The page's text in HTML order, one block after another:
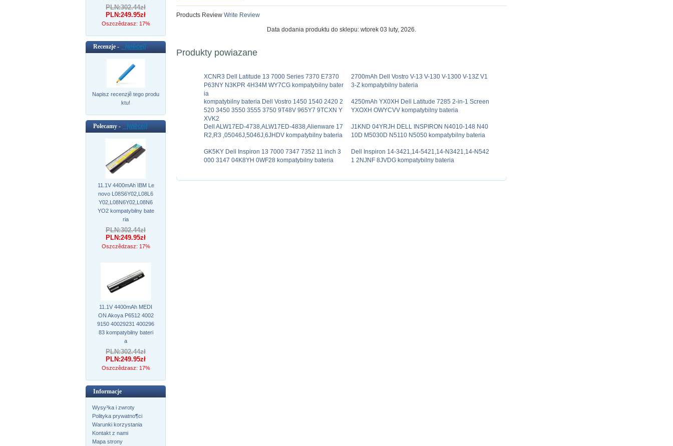
PLN:302.44zł
PLN:249.95zł
Oszczêdzasz: 17%
Recenzje - [wiêcej]
Napisz recenzjê tego produ
ktu!
Polecamy - [wiêcej]
11.1V 4400mAh IBM Le
novo L08S6Y02,L08L6
Y02,L08N6Y02,L08N6
YO2 kompatybilny bate
ria
PLN:302.44zł
PLN:249.95zł
Oszczêdzasz: 17%
11.1V 4400mAh MEDI
ON Akoya P6512 4002
9150 40029231 400296
83 kompatybilny bateri
a
PLN:302.44zł
PLN:249.95zł
Oszczêdzasz: 17%
Informacje
Wysy³ka i zwroty
Polityka prywatno¶ci
Warunki korzystania
Kontakt z nami
Mapa strony
Products Review Write Review
Data dodania produktu do sklepu: wtorek 03 luty, 2026.
Produkty powiazane
XCNR3 Dell Latitude 13 7000 Series 7370 E7370
P63NY N3KPR 4H34M WY7CG kompatybilny bater
ia
2700mAh Dell Vostro V-13 V-130 V-1300 V-13Z V1
3-Z kompatybilny bateria
kompatybilny bateria Dell Vostro 1450 1540 2420 2
520 3450 3550 3555 3750 9T48V 965Y7 9TCXN Y
XVK2
4250mAh YX0XH Dell Latitude 7285 2-in-1 Screen
YXOXH OWYCVV kompatybilny bateria
Dell ALW17ED-4738,ALW17ED-4838,Alienware 17
R2,R3 ,05046J,5046J,6JHDV kompatybilny bateria
J1KND 04YRJH DELL INSPIRON N4010-148 N40
10D M5030D N5110 N5050 kompatybilny bateria
GK5KY Dell Inspiron 13 7000 7347 7352 11 inch 3
000 3147 04K8YH 0WF28 kompatybilny bateria
Dell Inspiron 14-3421,14-5421,14-N3421,14-N542
1 2NJNF 8JVDG kompatybilny bateria